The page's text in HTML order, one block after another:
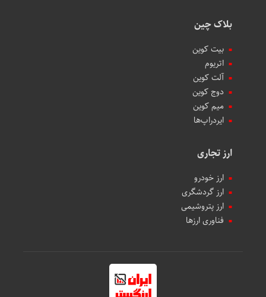
بلاک چین
بیت کوین
اتریوم
آلت کوین
دوج کوین
میم کوین‌
ایردراپ‌ها
ارز تجاری
ارز خودرو
ارز گردشگری
ارز پتروشیمی
فناوری ارزها